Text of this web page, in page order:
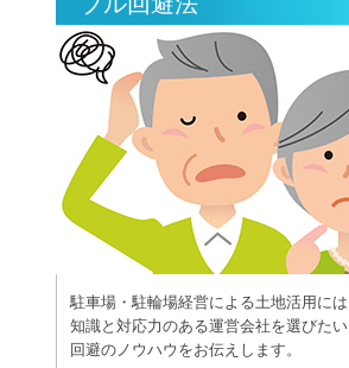
駐車場・駐輪場経営による土地活用に
知識と対応力のある運営会社を選びた
回避のノウハウをお伝えします。